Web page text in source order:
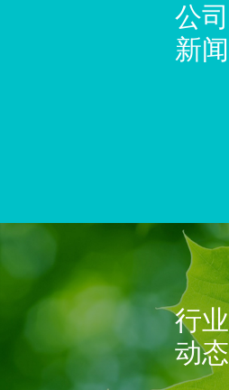
公司
新闻
行业
动态